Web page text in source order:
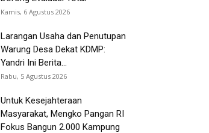
Kamis, 6 Agustus 2026
Larangan Usaha dan Penutupan
Warung Desa Dekat KDMP:
Yandri Ini Berita...
Rabu, 5 Agustus 2026
Untuk Kesejahteraan
Masyarakat, Mengko Pangan RI
Fokus Bangun 2.000 Kampung